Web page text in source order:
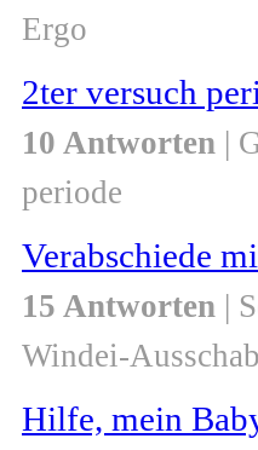
Ergo
2ter versuch
10 Antworten |
periode
Verabschiede
15 Antworten |
Windei-
Hilfe, mein